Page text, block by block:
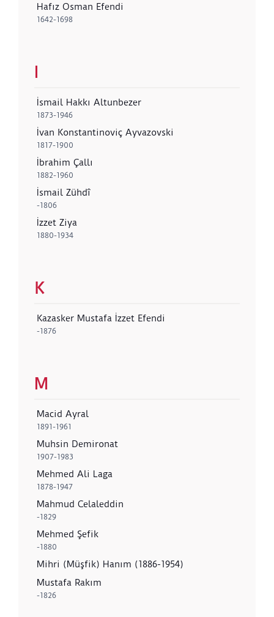
Hafız Osman Efendi
1642-1698
İsmail Hakkı Altunbezer
1873-1946
İvan Konstantinoviç Ayvazovski
1817-1900
İbrahim Çallı
1882-1960
İsmail Zühdî
-1806
İzzet Ziya
1880-1934
K
Kazasker Mustafa İzzet Efendi
-1876
M
Macid Ayral
1891-1961
Muhsin Demironat
1907-1983
Mehmed Ali Laga
1878-1947
Mahmud Celaleddin
-1829
Mehmed Şefik
-1880
Mihri (Müşfik) Hanım (1886-1954)
Mustafa Rakım
-1826